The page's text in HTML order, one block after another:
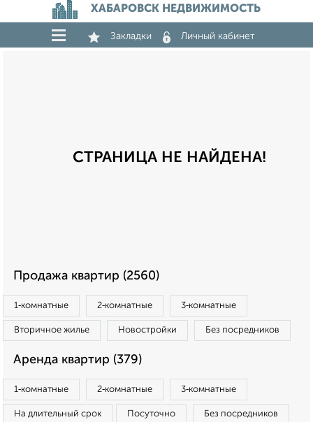
ХАБАРОВСК НЕДВИЖИМОСТЬ
Закладки Личный кабинет
СТРАНИЦА НЕ НАЙДЕНА!
Продажа квартир (2560)
1‑комнатные 2‑комнатные 3‑комнатные
Вторичное жилье Новостройки Без посредников
Аренда квартир (379)
1‑комнатные 2‑комнатные 3‑комнатные
На длительный срок Посуточно Без посредников